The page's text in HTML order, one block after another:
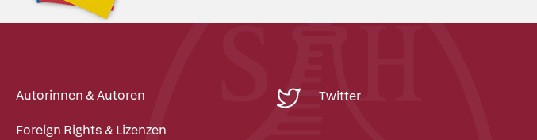
Autorinnen & Autoren
Foreign Rights & Lizenzen
Twitter